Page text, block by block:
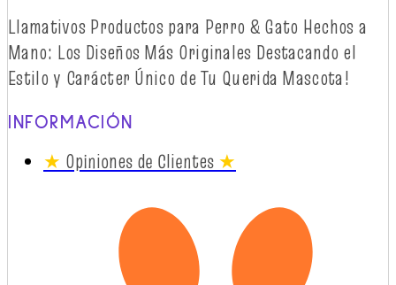
Llamativos Productos para Perro & Gato Hechos a
Mano: Los Diseños Más Originales Destacando el
Estilo y Carácter Único de Tu Querida Mascota!
INFORMACIÓN
★ Opiniones de Clientes ★